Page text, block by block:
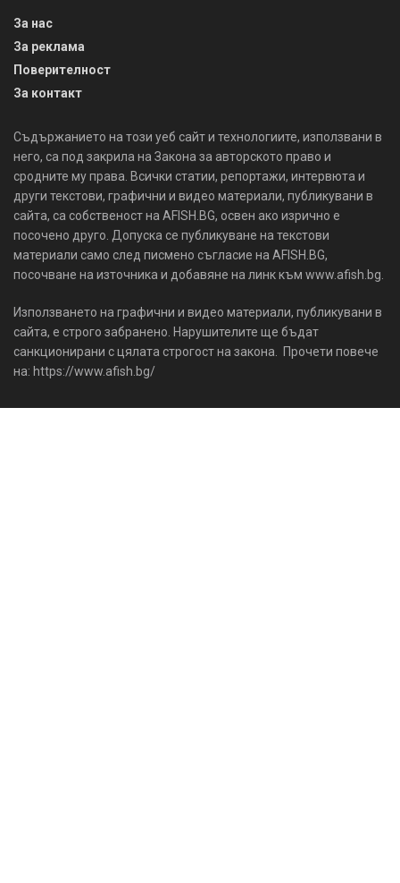
За нас
За реклама
Поверителност
За контакт
Съдържанието на този уеб сайт и технологиите, използвани в
него, са под закрила на Закона за авторското право и
сродните му права. Всички статии, репортажи, интервюта и
други текстови, графични и видео материали, публикувани в
сайта, са собственост на AFISH.BG, освен ако изрично е
посочено друго. Допуска се публикуване на текстови
материали само след писмено съгласие на AFISH.BG,
посочване на източника и добавяне на линк към www.afish.bg.
Използването на графични и видео материали, публикувани в
сайта, е строго забранено. Нарушителите ще бъдат
санкционирани с цялата строгост на закона. Прочети повече
на: https://www.afish.bg/